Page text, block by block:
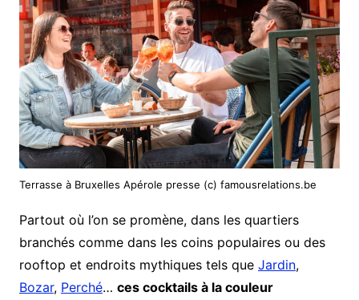
Terrasse à Bruxelles Apérole presse (c) famousrelations.be
Partout où l’on se promène, dans les quartiers
branchés comme dans les coins populaires ou des
rooftop et endroits mythiques tels que Jardin,
Bozar, Perché… ces cocktails à la couleur